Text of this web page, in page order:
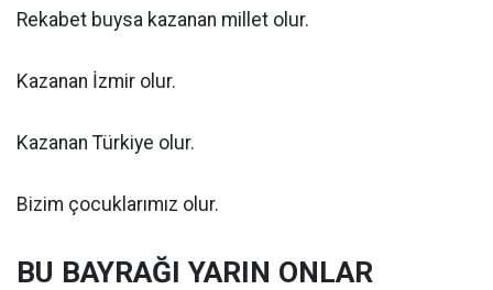
Rekabet buysa kazanan millet olur.
Kazanan İzmir olur.
Kazanan Türkiye olur.
Bizim çocuklarımız olur.
BU BAYRAĞI YARIN ONLAR